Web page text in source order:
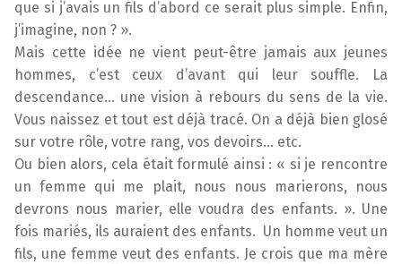
que si j’avais un fils d’abord ce serait plus simple. Enfin,
j’imagine, non ? ».
Mais cette idée ne vient peut-être jamais aux jeunes
hommes, c’est ceux d’avant qui leur souffle. La
descendance… une vision à rebours du sens de la vie.
Vous naissez et tout est déjà tracé. On a déjà bien glosé
sur votre rôle, votre rang, vos devoirs… etc.
Ou bien alors, cela était formulé ainsi : « si je rencontre
un femme qui me plait, nous nous marierons, nous
devrons nous marier, elle voudra des enfants. ». Une
fois mariés, ils auraient des enfants. Un homme veut un
fils, une femme veut des enfants. Je crois que ma mère